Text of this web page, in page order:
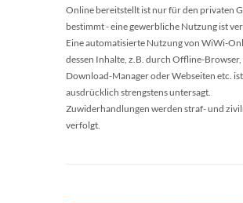
Online bereitstellt ist nur für den privaten
bestimmt - eine gewerbliche Nutzung ist
Eine automatisierte Nutzung von WiWi-
dessen Inhalte, z.B. durch Offline-Browser,
Download-Manager oder Webseiten etc. ist
ausdrücklich strengstens untersagt.
Zuwiderhandlungen werden straf- und
verfolgt.